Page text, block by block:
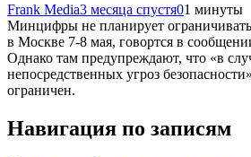
Frank Media3 месяца спустя01 минуты
Минцифры не планирует
в Москве 7-8 мая, говортся в
Однако там предупреждают, что «в
непосредственных угроз
ограничен.
Навигация по записям